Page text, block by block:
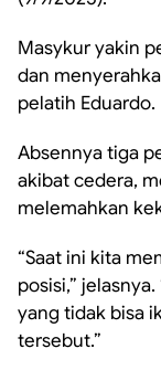
Masykur yakin
dan
pelatih Eduardo.
Absennya tiga
akibat cedera,
melemahkan
“Saat ini kita
posisi,”
yang tidak bisa
tersebut.”